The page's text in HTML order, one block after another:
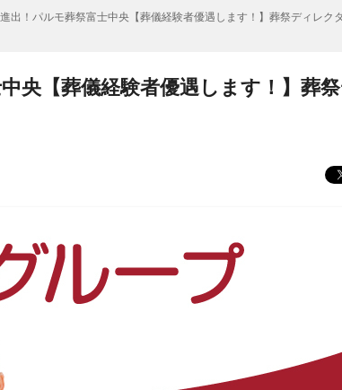
出！パルモ葬祭富士中央【葬儀経験者優遇します！】葬祭ディレク
央【葬儀経験者優遇します！】葬